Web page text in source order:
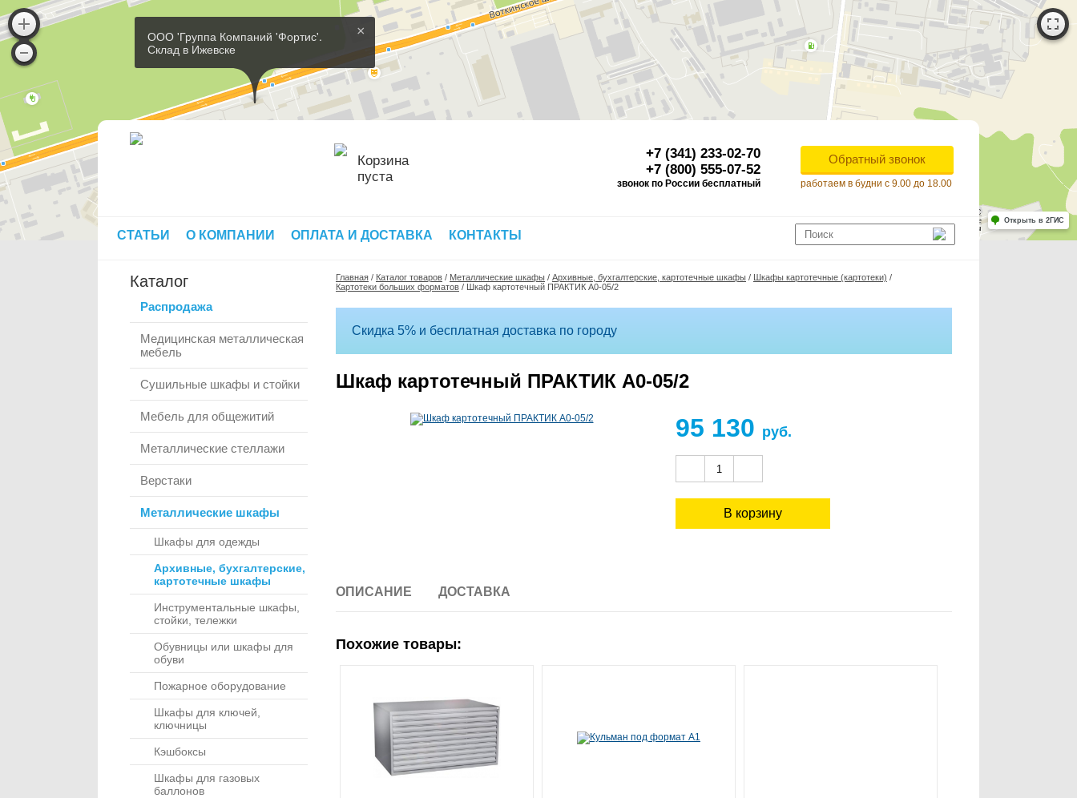
×
ООО 'Группа Компаний 'Фортис'.
Склад в Ижевске
Работает на API 2ГИС
Лицензионное соглашение
Для корректной работы Raster JS API нужен ключ. Помощь: api@2gis.ru
Открыть в 2ГИС
Корзина
пуста
+7 (341) 233-02-70
+7 (800) 555-07-52
звонок по России бесплатный
Обратный звонок
работаем в будни с 9.00 до 18.00
СТАТЬИ О КОМПАНИИ ОПЛАТА И ДОСТАВКА КОНТАКТЫ
Каталог
Распродажа
Медицинская металлическая
мебель
Сушильные шкафы и стойки
Мебель для общежитий
Металлические стеллажи
Верстаки
Металлические шкафы
Шкафы для одежды
Архивные, бухгалтерские,
картотечные шкафы
Инструментальные шкафы,
стойки, тележки
Обувницы или шкафы для
обуви
Пожарное оборудование
Шкафы для ключей,
ключницы
Кэшбоксы
Шкафы для газовых
баллонов
Главная / Каталог товаров / Металлические шкафы / Архивные, бухгалтерские, картотечные шкафы / Шкафы картотечные (картотеки) /
Картотеки больших форматов / Шкаф картотечный ПРАКТИК A0-05/2
Скидка 5% и бесплатная доставка по городу
Шкаф картотечный ПРАКТИК A0-05/2
95 130 руб.
ОПИСАНИЕ ДОСТАВКА
Похожие товары: